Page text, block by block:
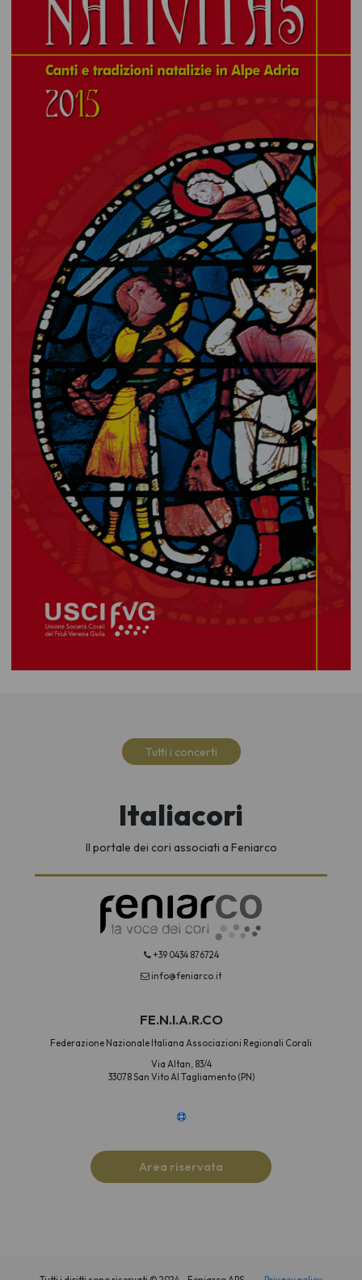
Tutti i concerti
Italiacori
Il portale dei cori associati a Feniarco
+39 0434 876724
info@feniarco.it
FE.N.I.A.R.CO
Federazione Nazionale Italiana Associazioni Regionali Corali
Via Altan, 83/4
33078 San Vito Al Tagliamento (PN)
Area riservata